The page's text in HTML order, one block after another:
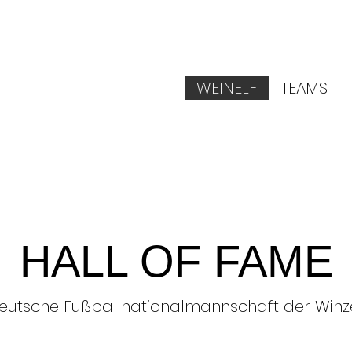
WEINELF TEAMS
HALL OF FAME
Fußballnationalmannschaft der